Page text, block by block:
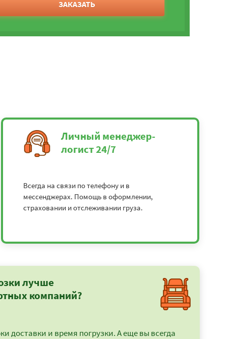
ЗАКАЗАТЬ
Личный менеджер-
логист 24/7
Всегда на связи по телефону и в
мессенджерах. Помощь в оформлении,
страховании и отслеживании груза.
лучше
компаний?
доставки и время погрузки. А еще вы всегда